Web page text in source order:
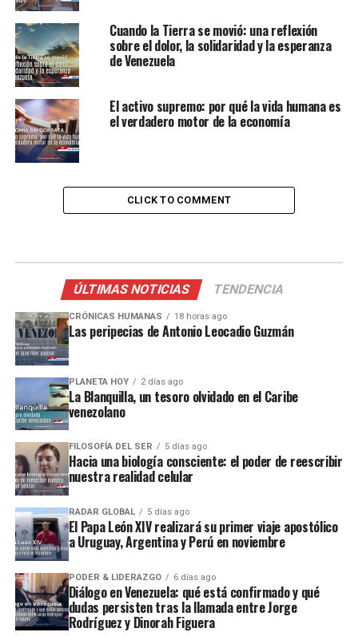
Cuando la Tierra se movió: una reflexión
sobre el dolor, la solidaridad y la esperanza
de Venezuela
El activo supremo: por qué la vida humana es
el verdadero motor de la economía
CLICK TO COMMENT
ÚLTIMAS NOTICIAS TENDENCIA
CRÓNICAS HUMANAS 18 horas ago
Las peripecias de Antonio Leocadio Guzmán
PLANETA HOY 2 días ago
La Blanquilla, un tesoro olvidado en el Caribe
venezolano
FILOSOFÍA DEL SER 5 días ago
Hacia una biología consciente: el poder de reescribir
nuestra realidad celular
RADAR GLOBAL 5 días ago
El Papa León XIV realizará su primer viaje apostólico
a Uruguay, Argentina y Perú en noviembre
PODER & LIDERAZGO 6 días ago
Diálogo en Venezuela: qué está confirmado y qué
dudas persisten tras la llamada entre Jorge
Rodríguez y Dinorah Figuera